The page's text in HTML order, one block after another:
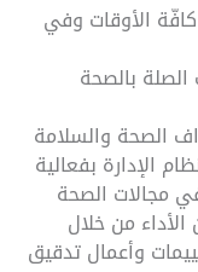
الأوقات وفي
الصلة بالصحة
الصحة والسلامة
الإدارة بفعالية
مجالات الصحة
من خلال
وأعمال تدقيق